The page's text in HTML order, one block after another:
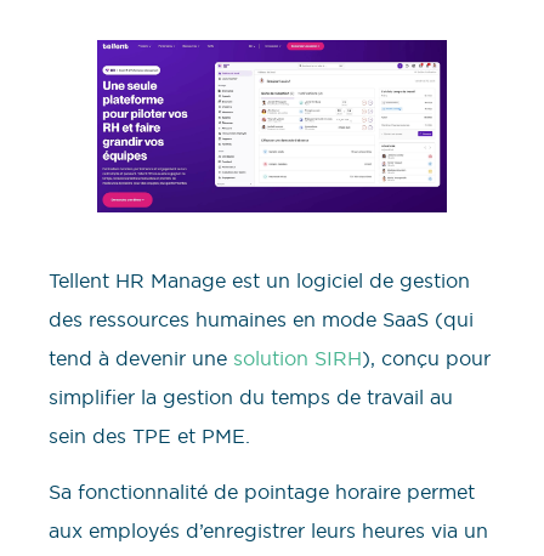
Tellent HR Manage est un logiciel de gestion
des ressources humaines en mode SaaS (qui
tend à devenir une solution SIRH), conçu pour
simplifier la gestion du temps de travail au
sein des TPE et PME.
Sa fonctionnalité de pointage horaire permet
aux employés d’enregistrer leurs heures via un